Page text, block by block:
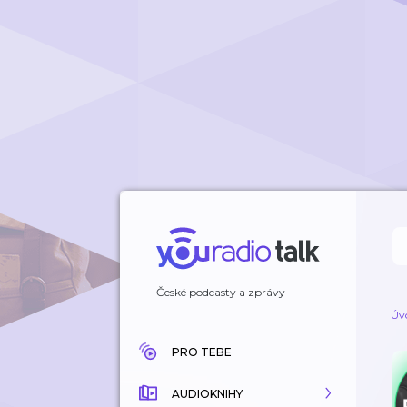
České podcasty a zprávy
PRO TEBE
AUDIOKNIHY